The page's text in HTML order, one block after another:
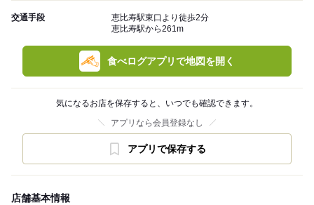
交通手段
恵比寿駅東口より徒歩2分
恵比寿駅から261m
食べログアプリで地図を開く
気になるお店を保存すると、いつでも確認できます。
アプリなら会員登録なし
アプリで保存する
店舗基本情報